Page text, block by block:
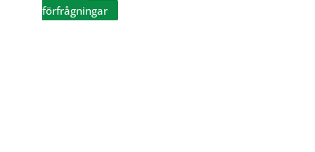
förfrågningar